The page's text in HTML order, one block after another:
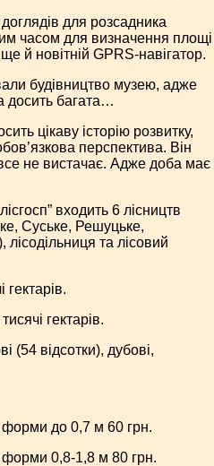
для розсадника
часом для визначення площі
й новітній GPRS-навігатор.
будівництво музею, адже
досить багата…
цікаву історію розвитку,
перспектива. Він
все не вистачає. Адже доба має
входить 6 лісництв
Суське, Решуцьке,
та лісовий
гектарів.
(54 відсотки), дубові,
форми до 0,7 м 60 грн.
форми 0,8-1,8 м 80 грн.